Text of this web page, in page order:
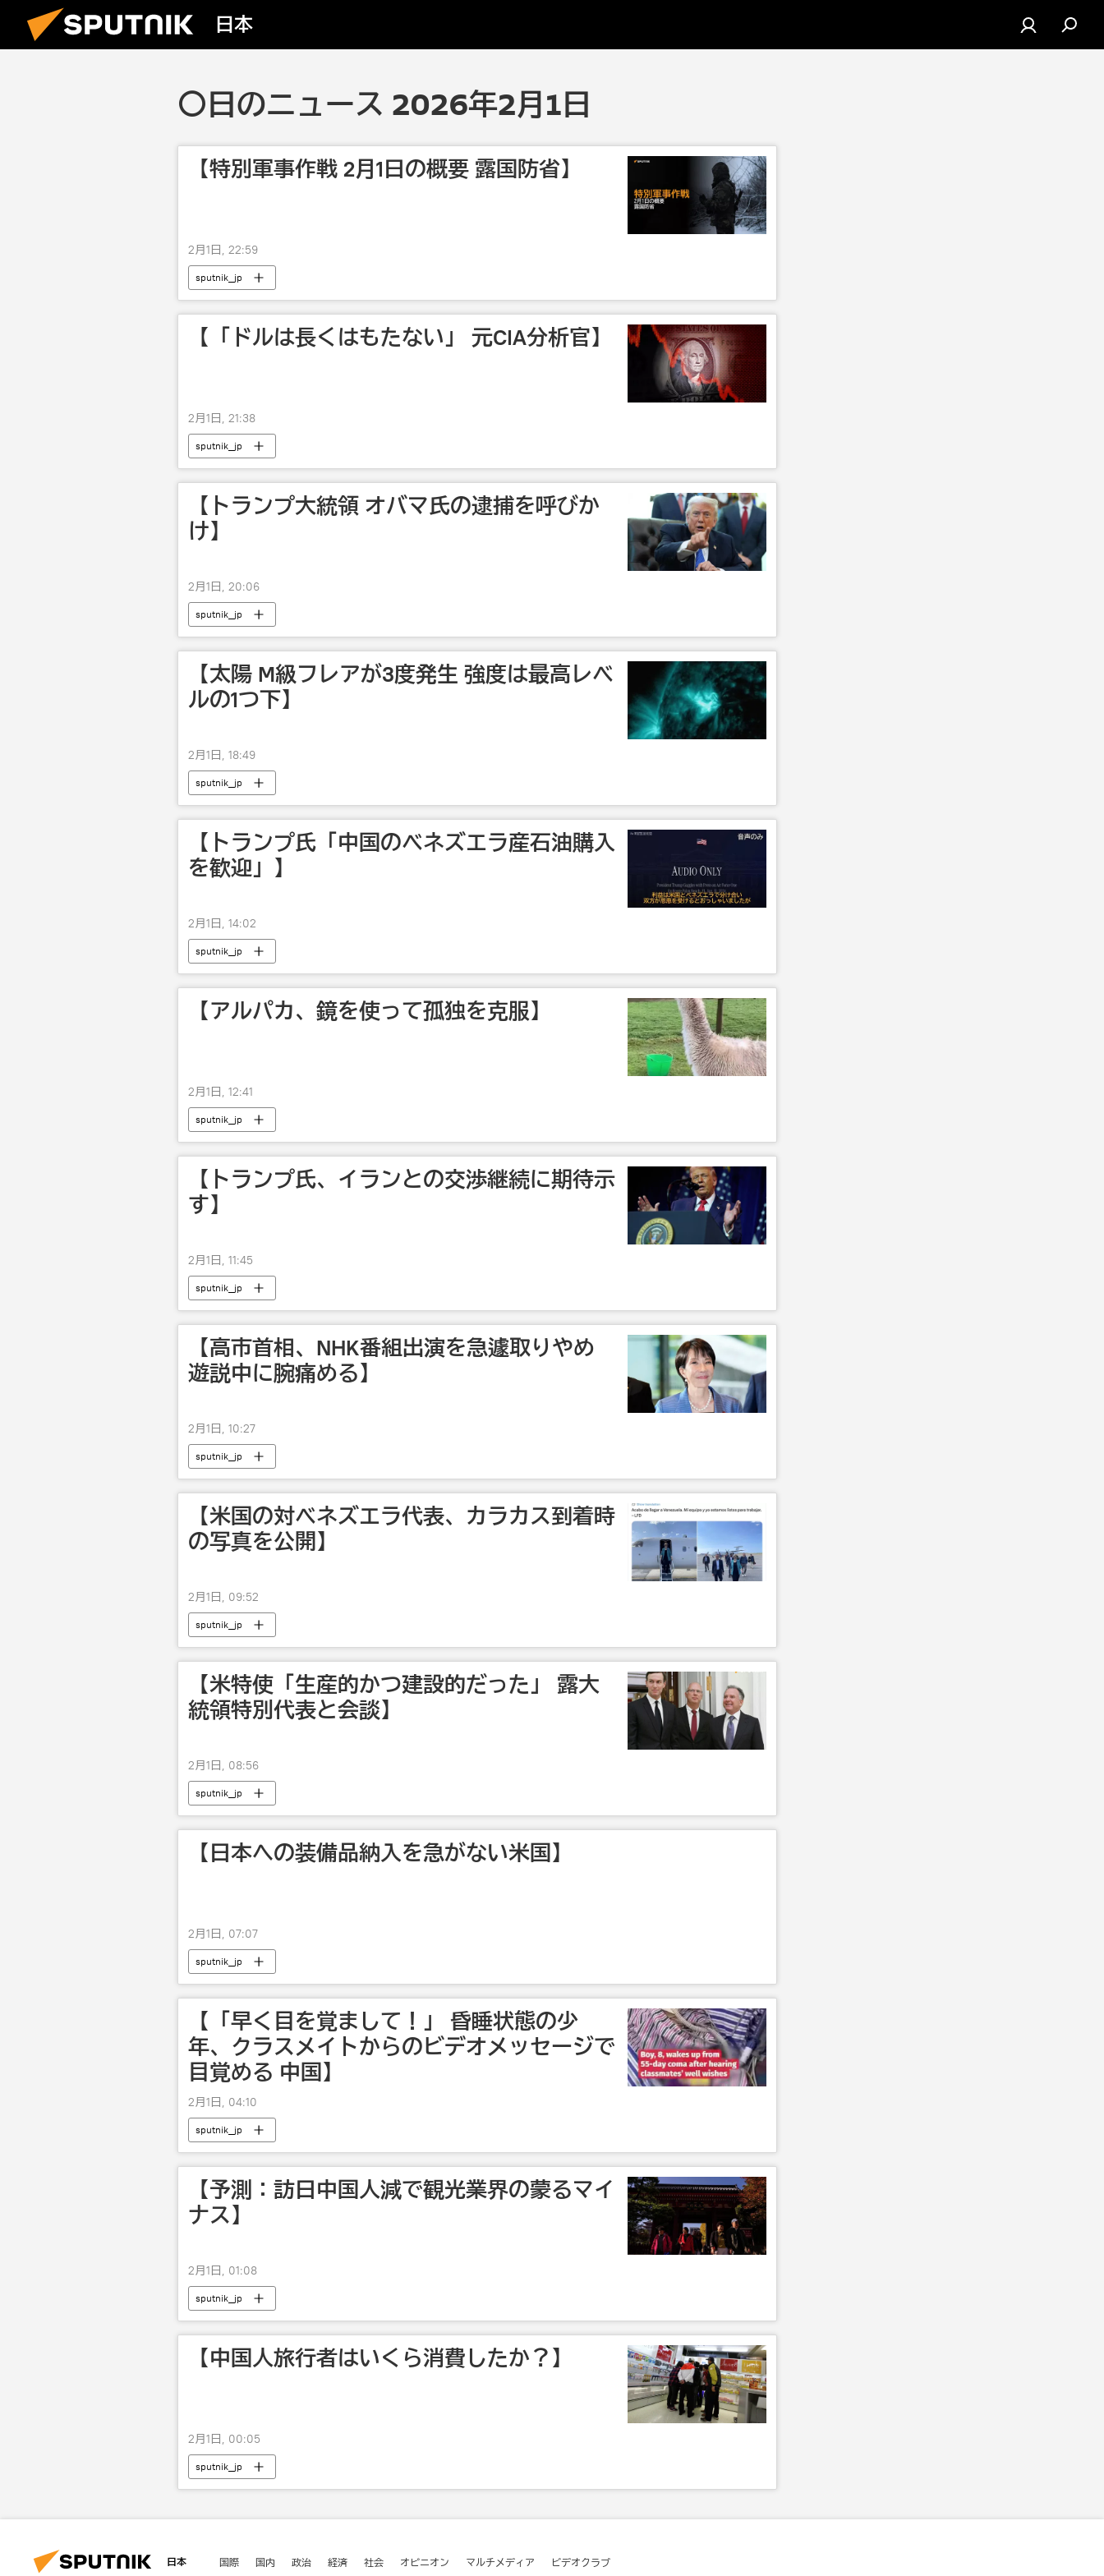
日本
〇日のニュース 2026年2月1日
【特別軍事作戦 2月1日の概要 露国防省】
2月1日, 22:59
sputnik_jp
【「ドルは長くはもたない」 元CIA分析官】
2月1日, 21:38
sputnik_jp
【トランプ大統領 オバマ氏の逮捕を呼びか
け】
2月1日, 20:06
sputnik_jp
【太陽 M級フレアが3度発生 強度は最高レベ
ルの1つ下】
2月1日, 18:49
sputnik_jp
【トランプ氏「中国のベネズエラ産石油購入
を歓迎」】
2月1日, 14:02
sputnik_jp
【アルパカ、鏡を使って孤独を克服】
2月1日, 12:41
sputnik_jp
【トランプ氏、イランとの交渉継続に期待示
す】
2月1日, 11:45
sputnik_jp
【高市首相、NHK番組出演を急遽取りやめ
遊説中に腕痛める】
2月1日, 10:27
sputnik_jp
【米国の対ベネズエラ代表、カラカス到着時
の写真を公開】
2月1日, 09:52
sputnik_jp
【米特使「生産的かつ建設的だった」 露大
統領特別代表と会談】
2月1日, 08:56
sputnik_jp
【日本への装備品納入を急がない米国】
2月1日, 07:07
sputnik_jp
【「早く目を覚まして！」 昏睡状態の少
年、クラスメイトからのビデオメッセージで
目覚める 中国】
2月1日, 04:10
sputnik_jp
【予測：訪日中国人減で観光業界の蒙るマイ
ナス】
2月1日, 01:08
sputnik_jp
【中国人旅行者はいくら消費したか？】
2月1日, 00:05
sputnik_jp
日本 国際 国内 政治 経済 社会 オピニオン マルチメディア ビデオクラブ